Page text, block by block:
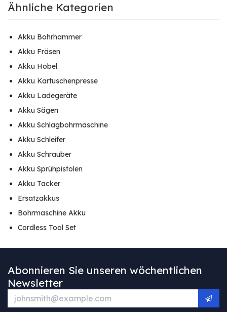
Ähnliche Kategorien
Akku Bohrhammer
Akku Fräsen
Akku Hobel
Akku Kartuschenpresse
Akku Ladegeräte
Akku Sägen
Akku Schlagbohrmaschine
Akku Schleifer
Akku Schrauber
Akku Sprühpistolen
Akku Tacker
Ersatzakkus
Bohrmaschine Akku
Cordless Tool Set
Abonnieren Sie unseren wöchentlichen
Newsletter